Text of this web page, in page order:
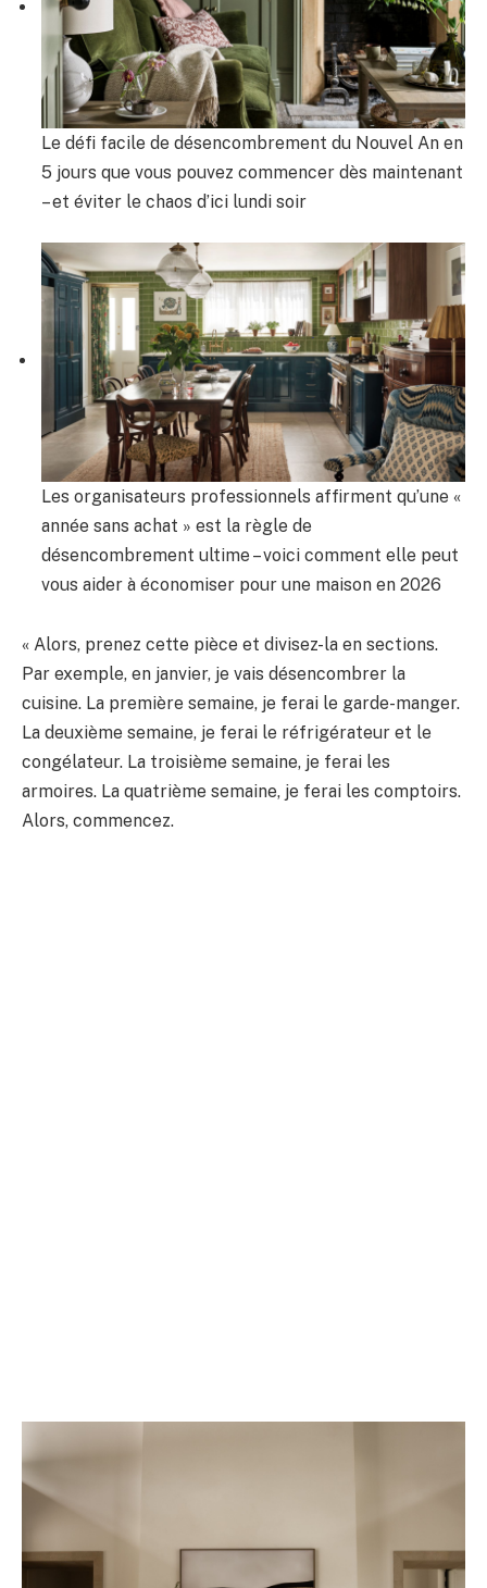
Le défi facile de désencombrement du Nouvel An en
5 jours que vous pouvez commencer dès maintenant
– et éviter le chaos d’ici lundi soir
Les organisateurs professionnels affirment qu’une «
année sans achat » est la règle de
désencombrement ultime – voici comment elle peut
vous aider à économiser pour une maison en 2026
« Alors, prenez cette pièce et divisez-la en sections.
Par exemple, en janvier, je vais désencombrer la
cuisine. La première semaine, je ferai le garde-manger.
La deuxième semaine, je ferai le réfrigérateur et le
congélateur. La troisième semaine, je ferai les
armoires. La quatrième semaine, je ferai les comptoirs.
Alors, commencez.